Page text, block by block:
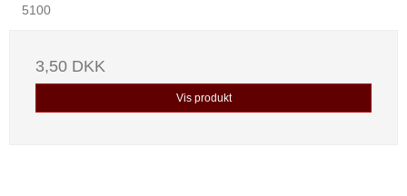
5100
3,50 DKK
Vis produkt